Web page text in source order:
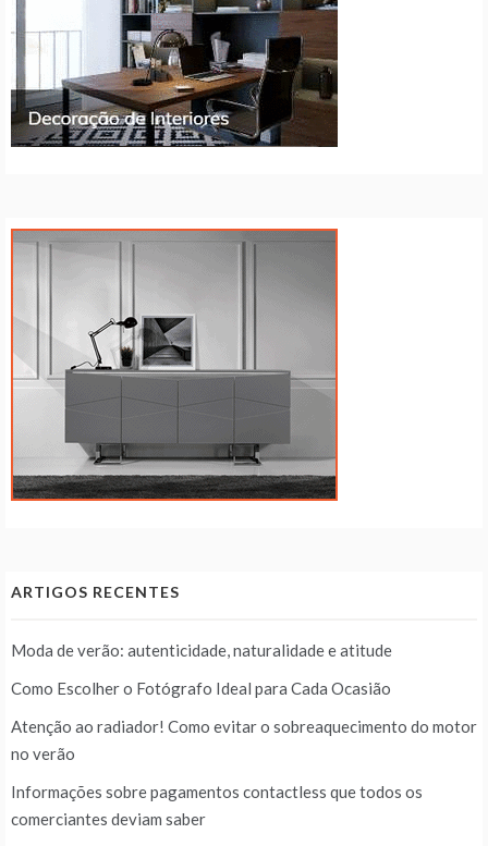
ARTIGOS RECENTES
Moda de verão: autenticidade, naturalidade e atitude
Como Escolher o Fotógrafo Ideal para Cada Ocasião
Atenção ao radiador! Como evitar o sobreaquecimento do motor
no verão
Informações sobre pagamentos contactless que todos os
comerciantes deviam saber